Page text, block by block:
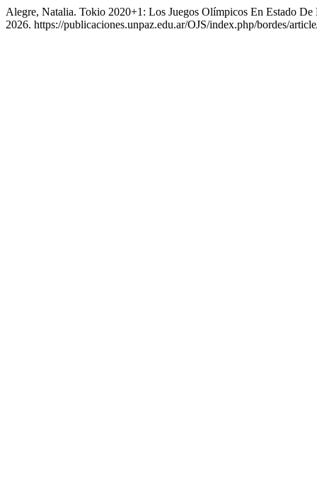
Alegre, Natalia. Tokio 2020+1: Los Juegos Olímpicos En Estado
2026. https://publicaciones.unpaz.edu.ar/OJS/index.php/bordes/